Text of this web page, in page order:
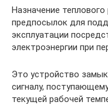
Назначение
предпосылок для
эксплуатации
электроэнергии при
Это устройство
сигналу,
текущей рабочей